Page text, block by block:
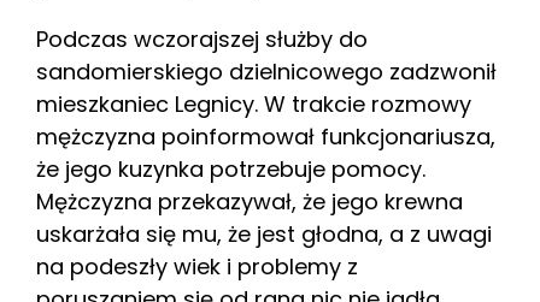
Podczas wczorajszej służby do
sandomierskiego dzielnicowego zadzwonił
mieszkaniec Legnicy. W trakcie rozmowy
mężczyzna poinformował funkcjonariusza,
że jego kuzynka potrzebuje pomocy.
Mężczyzna przekazywał, że jego krewna
uskarżała się mu, że jest głodna, a z uwagi
na podeszły wiek i problemy z